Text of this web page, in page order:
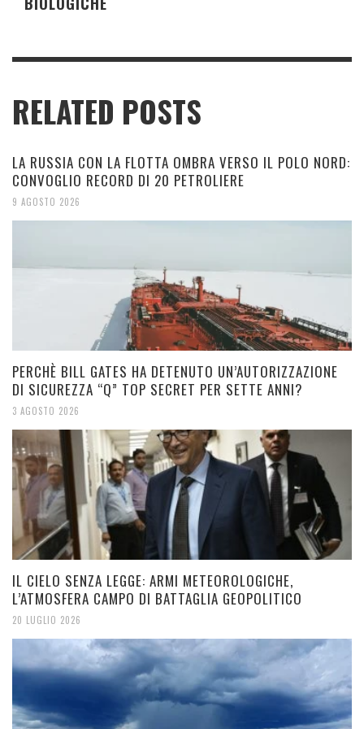
RELATED POSTS
LA RUSSIA CON LA FLOTTA OMBRA VERSO IL POLO NORD:
CONVOGLIO RECORD DI 20 PETROLIERE
9 AGOSTO 2026
PERCHÈ BILL GATES HA DETENUTO UN’AUTORIZZAZIONE
DI SICUREZZA “Q” TOP SECRET PER SETTE ANNI?
3 AGOSTO 2026
IL CIELO SENZA LEGGE: ARMI METEOROLOGICHE,
L’ATMOSFERA CAMPO DI BATTAGLIA GEOPOLITICO
20 LUGLIO 2026